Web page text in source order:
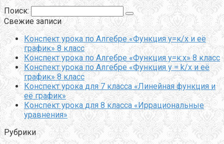
Поиск:
Свежие записи
Конспект урока по Алгебре «Функция у=к/х и её
график» 8 класс
Конспект урока по Алгебре «Функция у=к:х» 8 класс
Конспект урока по Алгебре «Функция y = k/x и её
график» 8 класс
Конспект урока для 7 класса «Линейная функция и
её график»
Конспект урока для 8 класса «Иррациональные
уравнения»
Рубрики